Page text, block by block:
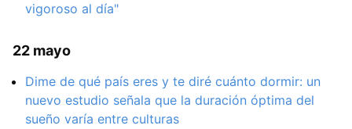
vigoroso al día"
22 mayo
Dime de qué país eres y te diré cuánto dormir: un
nuevo estudio señala que la duración óptima del
sueño varía entre culturas